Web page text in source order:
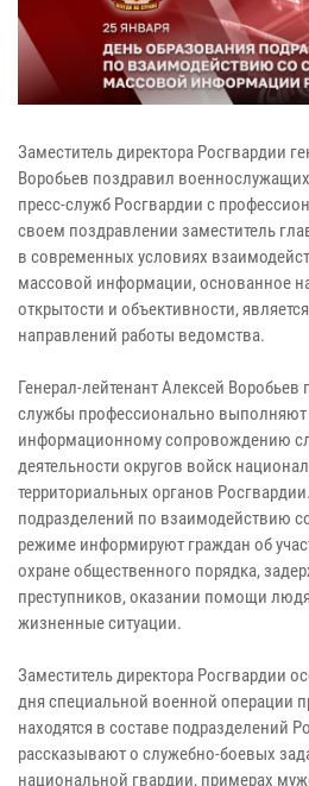
Заместитель директора Росгвардии
Воробьев поздравил
пресс-служб Росгвардии с
своем поздравлении заместитель
в современных условиях
массовой информации, основанное
открытости и объективности,
направлений работы ведомства.
Генерал-лейтенант Алексей Воробьев
службы профессионально выполняют
информационному сопровождению
деятельности округов войск
территориальных органов
подразделений по взаимодействию
режиме информируют граждан об
охране общественного порядка,
преступников, оказании помощи
жизненные ситуации.
Заместитель директора Росгвардии
дня специальной военной операции
находятся в составе подразделений
рассказывают о служебно-боевых
национальной гвардии, примерах